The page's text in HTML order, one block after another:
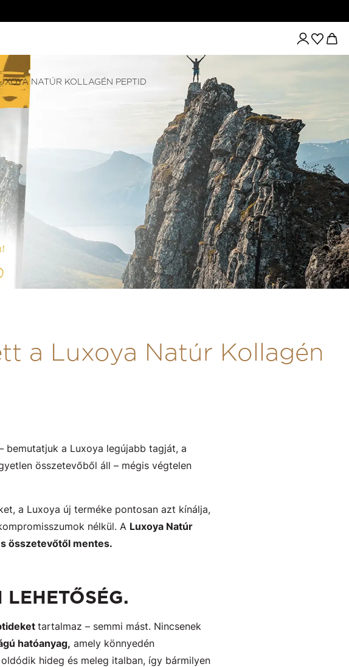
NATÚR KOLLAGÉN PEPTID
a Luxoya Natúr Kollagén
bemutatjuk a Luxoya legújabb tagját, a
összetevőből áll – mégis végtelen
a Luxoya új terméke pontosan azt kínálja,
nélkül. A Luxoya Natúr
összetevőtől mentes.
tartalmaz – semmi mást. Nincsenek
hatóanyag, amely könnyedén
hideg és meleg italban, így bármilyen